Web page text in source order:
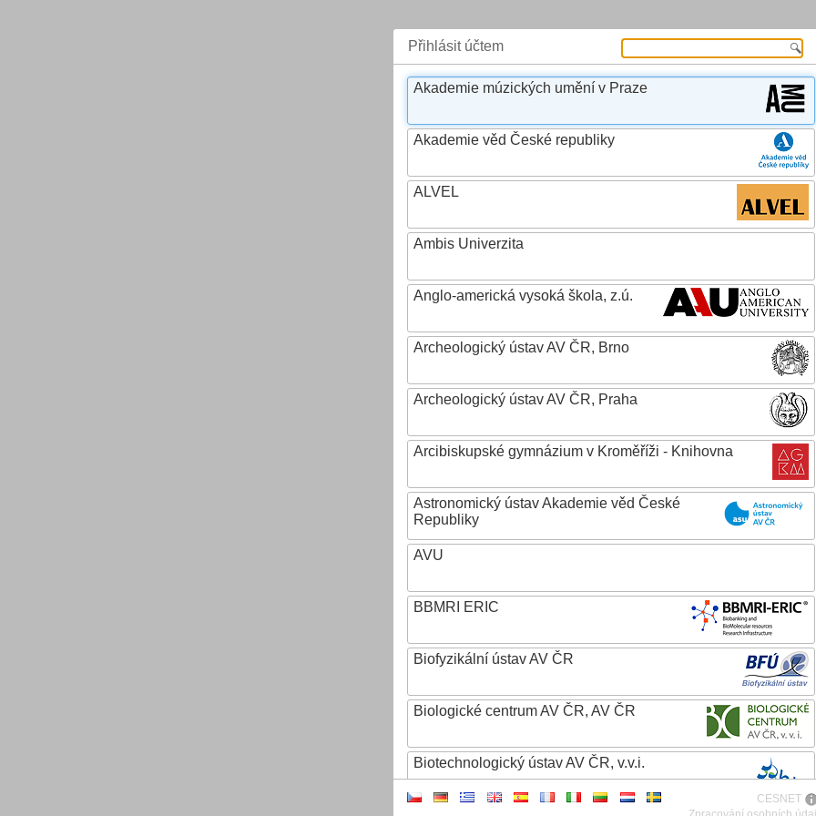
Přihlásit účtem
Akademie múzických umění v Praze
Akademie věd České republiky
ALVEL
Ambis Univerzita
Anglo-americká vysoká škola, z.ú.
Archeologický ústav AV ČR, Brno
Archeologický ústav AV ČR, Praha
Arcibiskupské gymnázium v Kroměříži - Knihovna
Astronomický ústav Akademie věd České
Republiky
AVU
BBMRI ERIC
Biofyzikální ústav AV ČR
Biologické centrum AV ČR, AV ČR
Biotechnologický ústav AV ČR, v.v.i.
CESNET